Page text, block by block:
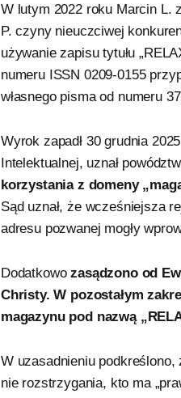
W lutym 2022 roku Marcin L.
P. czyny nieuczciwej
używanie zapisu tytułu
numeru ISSN 0209-0155
własnego pisma od numeru
Wyrok zapadł 30 grudnia
Intelektualnej, uznał
korzystania z domeny
Sąd uznał, że wcześniejsza
adresu pozwanej mogły
Dodatkowozasądzono od
Christy. W pozostałym
magazynu pod nazwą
W uzasadnieniu
nie rozstrzygania, kto ma